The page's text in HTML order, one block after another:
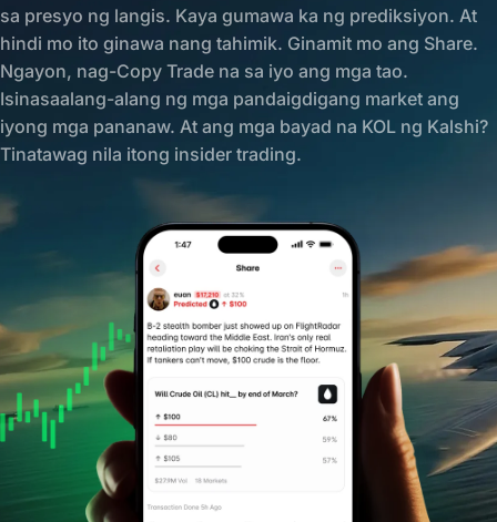
sa presyo ng langis. Kaya gumawa ka ng prediksiyon. At
hindi mo ito ginawa nang tahimik. Ginamit mo ang Share.
Ngayon, nag-Copy Trade na sa iyo ang mga tao.
Isinasaalang-alang ng mga pandaigdigang market ang
iyong mga pananaw. At ang mga bayad na KOL ng Kalshi?
Tinatawag nila itong insider trading.